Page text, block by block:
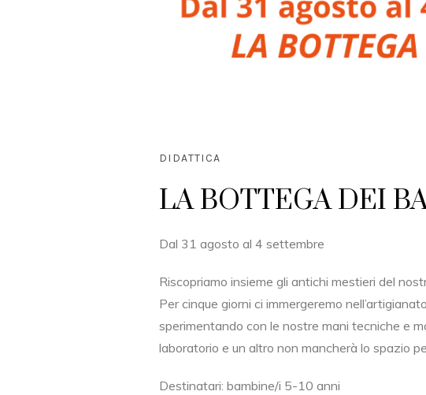
DIDATTICA
LA BOTTEGA DEI
Dal 31 agosto al 4 settembre
Riscopriamo insieme gli antichi mestieri del
Per cinque giorni ci immergeremo
sperimentando con le nostre mani tecniche e
laboratorio e un altro non mancherà lo spazio
Destinatari: bambine/i 5-10 anni